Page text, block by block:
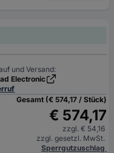
und Versand:
Electronic
Gesamt (€ 574,17 / Stück)
€ 574,17
zzgl. € 54,16
zzgl. gesetzl. MwSt.
Sperrgutzuschlag